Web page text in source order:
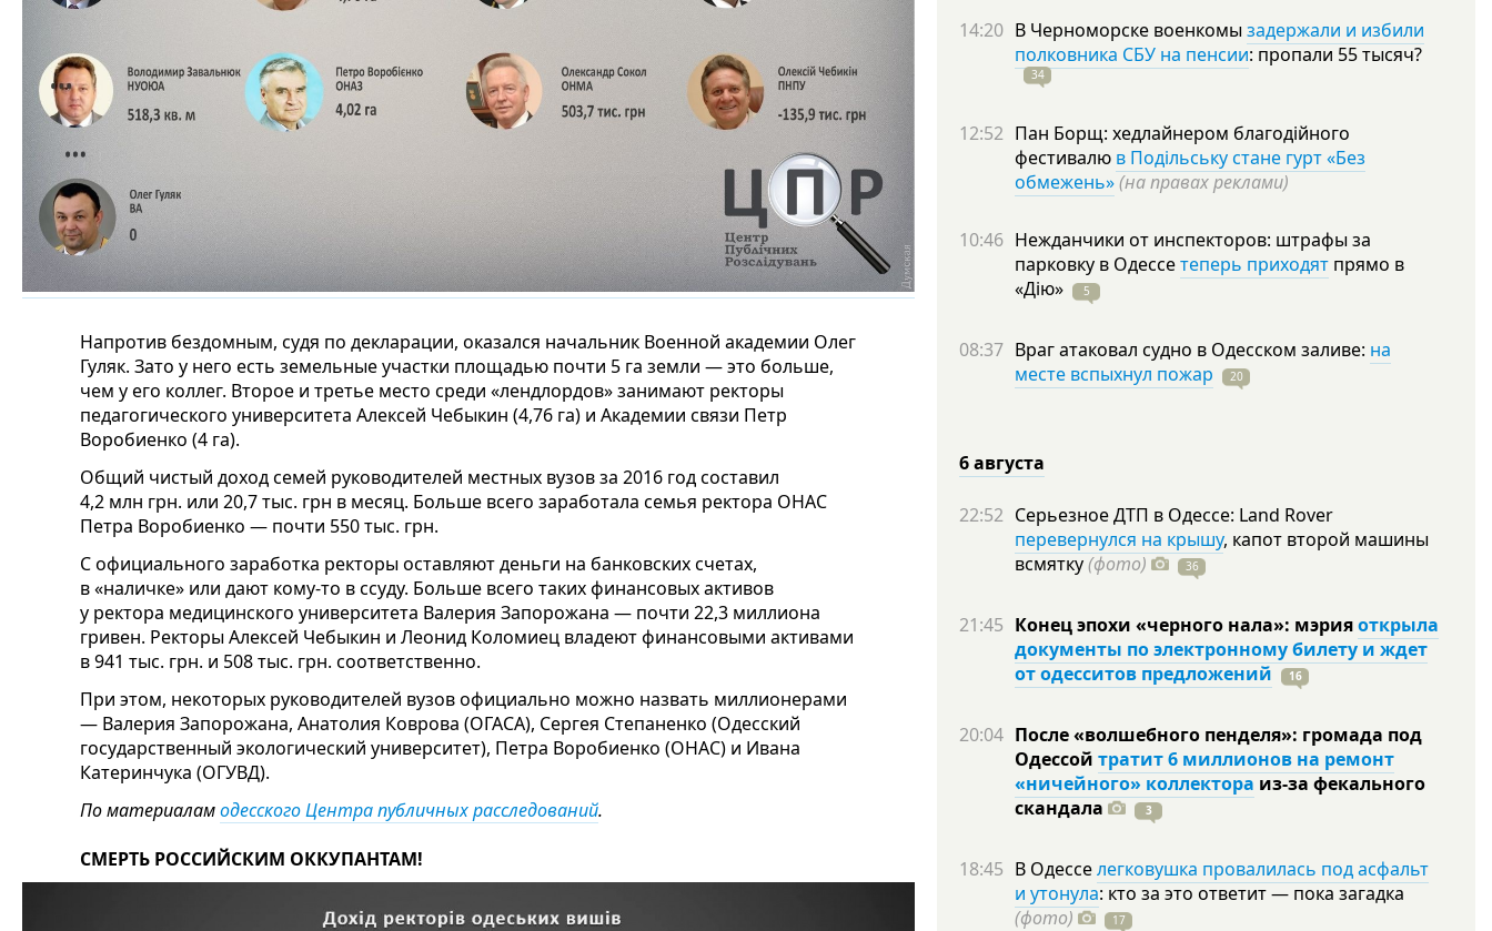
Напротив бездомным, судя по декларации, оказался начальник Военной академии Олег
Гуляк. Зато у него есть земельные участки площадью почти 5 га земли — это больше,
чем у его коллег. Второе и третье место среди «лендлордов» занимают ректоры
педагогического университета Алексей Чебыкин (4,76 га) и Академии связи Петр
Воробиенко (4 га).
Общий чистый доход семей руководителей местных вузов за 2016 год составил
4,2 млн грн. или 20,7 тыс. грн в месяц. Больше всего заработала семья ректора ОНАС
Петра Воробиенко — почти 550 тыс. грн.
С официального заработка ректоры оставляют деньги на банковских счетах,
в «наличке» или дают кому-то в ссуду. Больше всего таких финансовых активов
у ректора медицинского университета Валерия Запорожана — почти 22,3 миллиона
гривен. Ректоры Алексей Чебыкин и Леонид Коломиец владеют финансовыми активами
в 941 тыс. грн. и 508 тыс. грн. соответственно.
При этом, некоторых руководителей вузов официально можно назвать миллионерами
— Валерия Запорожана, Анатолия Коврова (ОГАСА), Сергея Степаненко (Одесский
государственный экологический университет), Петра Воробиенко (ОНАС) и Ивана
Катеринчука (ОГУВД).
По материаламодесского Центра публичных расследований.
СМЕРТЬ РОССИЙСКИМ ОККУПАНТАМ!
14:20 В Черноморске военкомы задержали и избили
полковника СБУ на пенсии: пропали 55тысяч?
34
12:52 Пан Борщ: хедлайнером благодійного
фестивалю в Подільську стане гурт «Без
обмежень»(на правах реклами)
10:46 Нежданчики от инспекторов: штрафы за
парковку в Одессетеперь приходят прямо в
«Дію»
5
08:37 Враг атаковал судно в Одесском заливе: на
месте вспыхнул пожар
20
6 августа
22:52 Серьезное ДТП в Одессе: Land Rover
перевернулся на крышу, капот второй машины
всмятку(фото) 36
21:45 Конец эпохи «черного нала»: мэрияоткрыла
документы по электронному билету и ждет
от одесситов предложений
16
20:04 После «волшебного пенделя»: громада под
Одессой тратит 6 миллионов на ремонт
«ничейного» коллектора из-за фекального
скандала
3
18:45 В Одесселегковушка провалилась под асфальт
и утонула: кто за это ответит — пока загадка
(фото)
17